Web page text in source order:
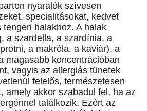
nyaralók szívesen
specialitásokat, kedvet
tengeri halakhoz. A halak
a szardella, a szardínia, a
a makréla, a kaviár), a
magasabb koncentrációban
vagyis az allergiás tünetek
felelős, természetesen
amely akkor szabadul fel, ha az
találkozik. Ezért az